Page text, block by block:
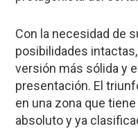
Con la necesidad de
posibilidades
versión más sólida y
presentación. El
en una zona que
absoluto y ya